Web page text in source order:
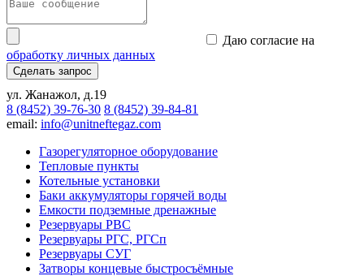
Даю согласие на
обработку личных данных
Сделать запрос
ул. Жанажол, д.19
8 (8452) 39-76-30 8 (8452) 39-84-81
email: info@unitneftegaz.com
Газорегуляторное оборудование
Тепловые пункты
Котельные установки
Баки аккумуляторы горячей воды
Емкости подземные дренажные
Резервуары РВС
Резервуары РГС, РГСп
Резервуары СУГ
Затворы концевые быстросъёмные